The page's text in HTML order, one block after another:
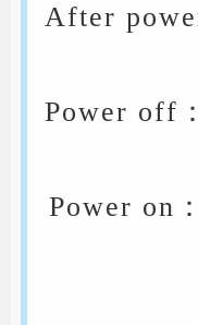
After
Power off
Power on